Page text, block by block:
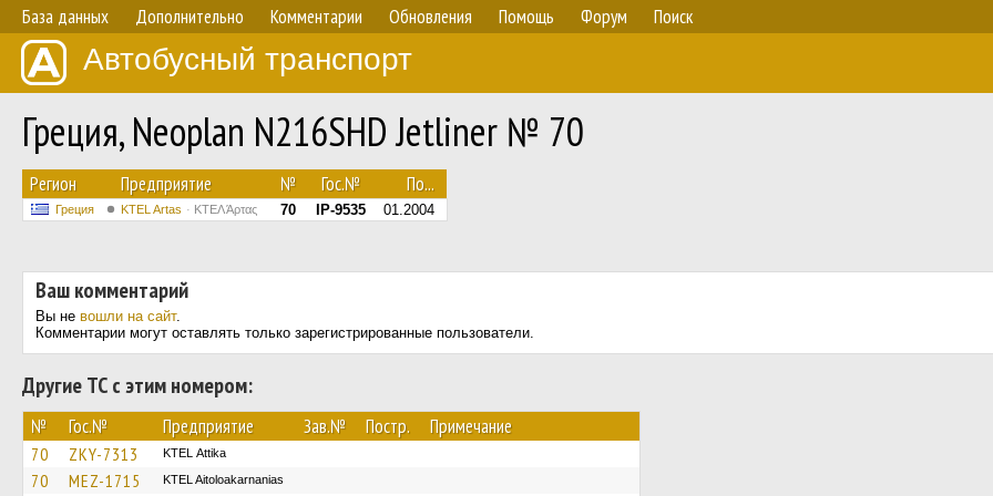
База данных Дополнительно Комментарии Обновления Помощь Форум Поиск
Автобусный транспорт
Греция, Neoplan N216SHD Jetliner № 70
Регион Предприятие № Гос.№ По...
Греция KTEL Artas ΚΤΕΛ Άρτας 70 IP-9535 01.2004
Ваш комментарий
Вы не вошли на сайт.
Комментарии могут оставлять только зарегистрированные пользователи.
Другие ТС с этим номером:
№ Гос.№ Предприятие Зав.№ Постр. Примечание
70 ZKY-7313 KΤΕL Αttika
70 MEZ-1715 KTEL Aitoloakarnanias